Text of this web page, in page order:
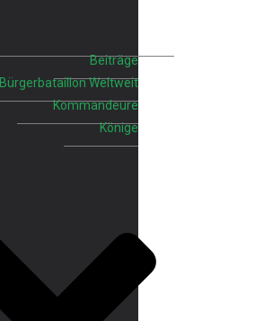
Beiträge
Bürgerbataillon Weltweit
Kommandeure
Könige